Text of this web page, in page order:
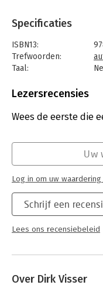
Specificaties
ISBN13:
Trefwoorden:
Taal:
Aantal pagina's:
Verschijningsdatum:
Lezersrecensies
Wees de eerste die
Schrijf een
Lees ons recensiebeleid
Uw
Log in om uw
Over Dirk Visser